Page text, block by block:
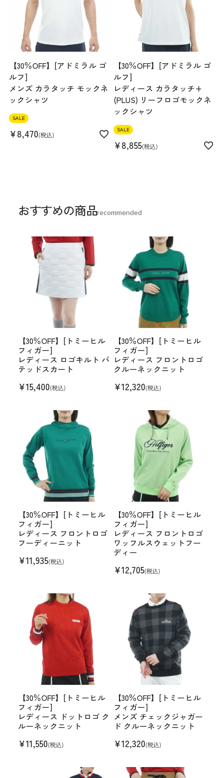
【30％OFF】[アドミラル ゴ
ルフ]
メンズ カラタッチ モックネ
ックシャツ
SALE
¥8,470 税込
【30％OFF】[アドミラル ゴ
ルフ]
レディース カラタッチ+
(PLUS) リーフロゴモックネ
ックシャツ
SALE
¥8,855 税込
おすすめの商品recommended
【30％OFF】[トミーヒル
フィガー]
レディース ロゴキルト パ
テッドスカート
¥15,400(税込)
【30％OFF】[トミーヒル
フィガー]
レディース フロントロゴ
クルーネックニット
¥12,320(税込)
【30％OFF】[トミーヒル
フィガー]
レディース フロントロゴ
フーディーニット
¥11,935(税込)
【30％OFF】[トミーヒル
フィガー]
レディース フロントロゴ
ワッフルスウェットフー
ディー
¥12,705(税込)
【30％OFF】[トミーヒル
フィガー]
レディース ドットロゴ ク
ルーネックニット
¥11,550(税込)
【30％OFF】[トミーヒル
フィガー]
メンズ チェックジャガー
ド クルーネックニット
¥12,320(税込)